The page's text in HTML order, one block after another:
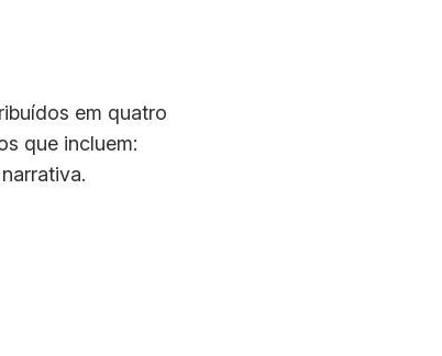
em quatro
que incluem: